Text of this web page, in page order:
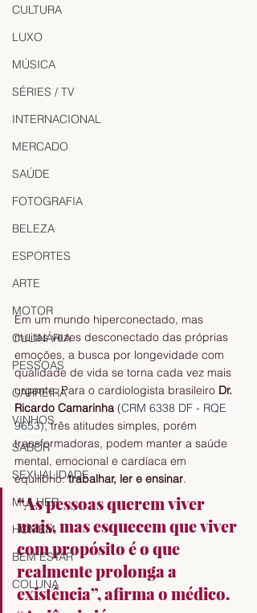
CULTURA
LUXO
MÚSICA
SÉRIES / TV
INTERNACIONAL
MERCADO
SAÚDE
FOTOGRAFIA
BELEZA
ESPORTES
ARTE
MOTOR
CULINÁRIA
PESSOAS
CARREIRA
VINHOS
SABOR
SEXUALIDADE
MULHER
HOMEM
BEM ESTAR
COLUNA
Em um mundo hiperconectado, mas
muitas vezes desconectado das próprias
emoções, a busca por longevidade com
qualidade de vida se torna cada vez mais
urgente. Para o cardiologista brasileiro Dr.
Ricardo Camarinha (CRM 6338 DF - RQE
9653), três atitudes simples, porém
transformadoras, podem manter a saúde
mental, emocional e cardíaca em
equilíbrio: trabalhar, ler e ensinar.
“As pessoas querem viver
mais, mas esquecem que viver
com propósito é o que
realmente prolonga a
existência”, afirma o médico.